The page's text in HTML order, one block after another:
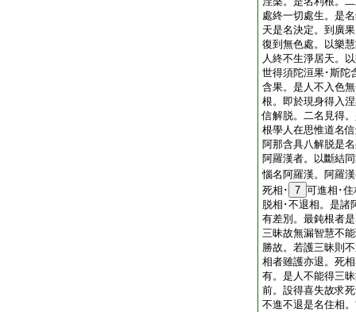
處終一切處生。是
天是名決定。到廣
復到無色處。以樂
人終不生淨居天。
世得須陀洹果･斯陀
含果。是人不入色
根。即於現身得入
信解脱。二名見得
根學人在思惟道名
阿那含具八解脱是
阿羅漢者。以斷結
惱名阿羅漢。阿羅
死相･
7 可進相･
脱相･不退相。是諸
有差別。最鈍根者
三昧故無漏智慧不
勝故。若護三昧則
相者雖護亦退。死
有。是人不能得三
前。設得喜失故求
不進不退是名住相